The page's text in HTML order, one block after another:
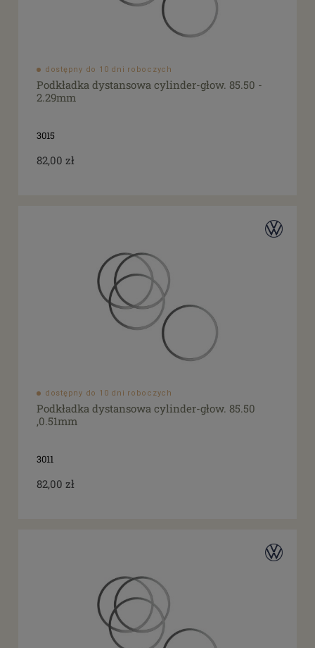
dostępny do 10 dni roboczych
Podkładka dystansowa cylinder-głow. 85.50 -
2.29mm
3015
82,00 zł
dostępny do 10 dni roboczych
Podkładka dystansowa cylinder-głow. 85.50
,0.51mm
3011
82,00 zł